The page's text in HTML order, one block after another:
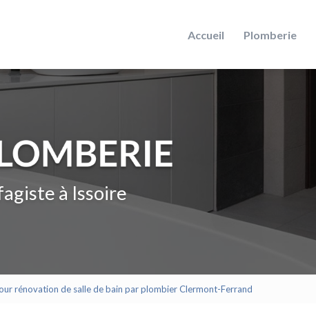
Accueil Plomberie
à Issoire
rénovation de salle de bain par plombier Clermont-Ferrand